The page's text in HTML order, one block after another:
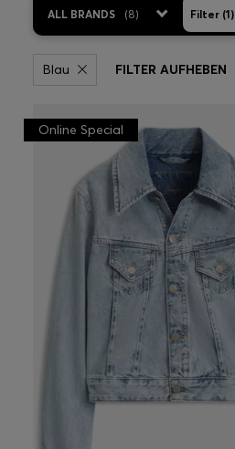
ALL BRANDS (8) Filter (1)
Blau FILTER AUFHEBEN
Online Special